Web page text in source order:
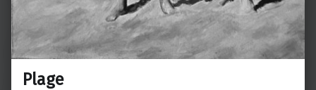
Plage